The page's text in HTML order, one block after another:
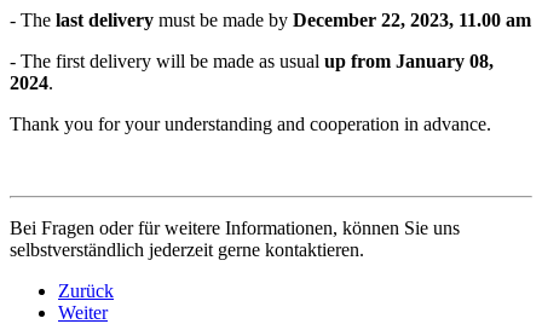
- The last delivery must be made by December 22, 2023, 11.00 am
- The first delivery will be made as usual up from January 08,
2024.
Thank you for your understanding and cooperation in advance.
Bei Fragen oder für weitere Informationen, können Sie uns
selbstverständlich jederzeit gerne kontaktieren.
Zurück
Weiter